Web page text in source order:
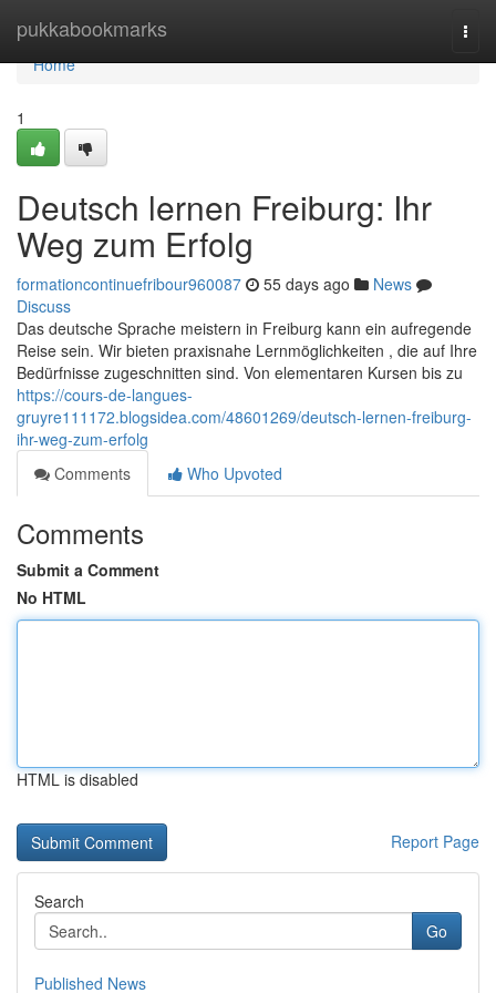
pukkabookmarks
Home
Home
1
Deutsch lernen Freiburg: Ihr
Weg zum Erfolg
formationcontinuefribour960087 55 days ago
News
Discuss
Das deutsche Sprache meistern in Freiburg kann ein aufregende
Reise sein. Wir bieten praxisnahe Lernmöglichkeiten , die auf Ihre
Bedürfnisse zugeschnitten sind. Von elementaren Kursen bis zu
https://cours-de-langues-
gruyre111172.blogsidea.com/48601269/deutsch-lernen-freiburg-
ihr-weg-zum-erfolg
Comments
Who Upvoted
Comments
Submit a Comment
No HTML
HTML is disabled
Report Page
Search
Go
Published News